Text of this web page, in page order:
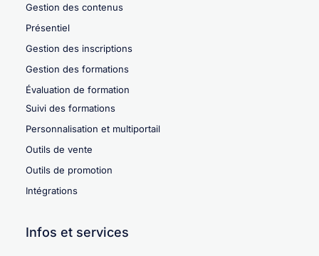
Gestion des contenus
Présentiel
Gestion des inscriptions
Gestion des formations
Évaluation de formation
Suivi des formations
Personnalisation et multiportail
Outils de vente
Outils de promotion
Intégrations
Infos et services